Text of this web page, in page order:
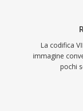
La codifica
immagine
pochi